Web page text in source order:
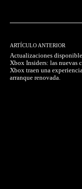
ARTÍCULO ANTERIOR
Actualizaciones
Xbox Insiders: las nuevas
Xbox traen una
arranque renovada.